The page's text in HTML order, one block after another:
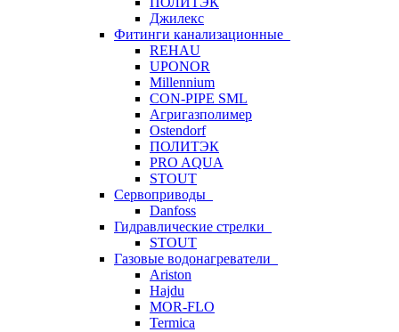
Джилекс
Фитинги канализационные
REHAU
UPONOR
Millennium
CON-PIPE SML
Агригазполимер
Ostendorf
ПОЛИТЭК
PRO AQUA
STOUT
Сервоприводы
Danfoss
Гидравлические стрелки
STOUT
Газовые водонагреватели
Ariston
Hajdu
MOR-FLO
Termica